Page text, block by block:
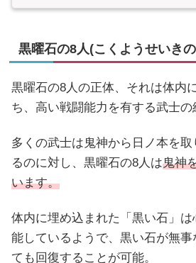
黒曜石の8人(こくようせいき
黒曜石の8人の正体、それは体内
ち、高い戦闘能力を有する武士の
多くの武士は鬼神から日ノ本を
るのに対し、黒曜石の8人は鬼神
います。
体内に埋め込まれた「黒い石」
能しているようで、黒い石が無
ても回復することが可能。